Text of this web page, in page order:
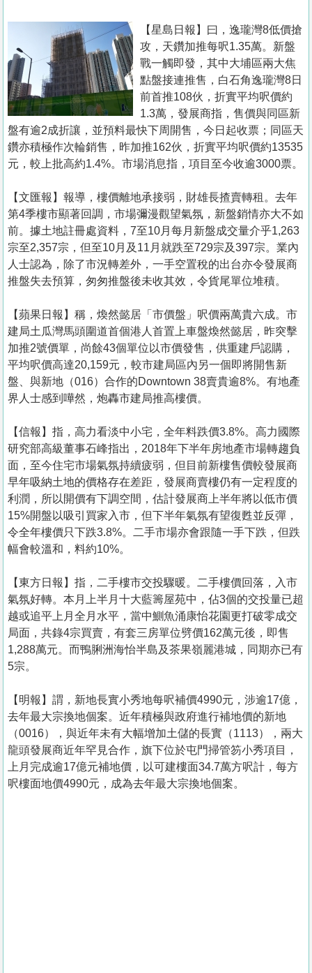
置
業
手
冊
關
於
我
們
【星島日報】曰，逸瓏灣8低價搶
攻，天鑽加推每呎1.35萬。新盤
戰一觸即發，其中大埔區兩大焦
點盤接連推售，白石角逸瓏灣8日
前首推108伙，折實平均呎價約
1.3萬，發展商指，售價與同區新
盤有逾2成折讓，並預料最快下周開售，今日起收票；同區天
鑽亦積極作次輪銷售，昨加推162伙，折實平均呎價約13535
元，較上批高約1.4%。市場消息指，項目至今收逾3000票。
【文匯報】報導，樓價離地承接弱，財雄長揸賣轉租。去年
第4季樓市顯著回調，市場彌漫觀望氣氛，新盤銷情亦大不如
前。據土地註冊處資料，7至10月每月新盤成交量介乎1,263
宗至2,357宗，但至10月及11月就跌至729宗及397宗。業內
人士認為，除了市況轉差外，一手空置稅的出台亦令發展商
推盤失去預算，匆匆推盤後未收其效，令貨尾單位堆積。
【蘋果日報】稱，煥然懿居「市價盤」呎價兩萬貴六成。市
建局土瓜灣馬頭圍道首個港人首置上車盤煥然懿居，昨突擊
加推2號價單，尚餘43個單位以市價發售，供重建戶認購，
平均呎價高達20,159元，較市建局區內另一個即將開售新
盤、與新地（016）合作的Downtown 38賣貴逾8%。有地產
界人士感到嘩然，炮轟市建局推高樓價。
【信報】指，高力看淡中小宅，全年料跌價3.8%。高力國際
研究部高級董事石峰指出，2018年下半年房地產市場轉趨負
面，至今住宅市場氣氛持續疲弱，但目前新樓售價較發展商
早年吸納土地的價格存在差距，發展商賣樓仍有一定程度的
利潤，所以開價有下調空間，估計發展商上半年將以低市價
15%開盤以吸引買家入市，但下半年氣氛有望復甦並反彈，
令全年樓價只下跌3.8%。二手市場亦會跟隨一手下跌，但跌
幅會較溫和，料約10%。
【東方日報】指，二手樓市交投驟暖。二手樓價回落，入市
氣氛好轉。本月上半月十大藍籌屋苑中，佔3個的交投量已超
越或追平上月全月水平，當中鰂魚涌康怡花園更打破零成交
局面，共錄4宗買賣，有套三房單位劈價162萬元後，即售
1,288萬元。而鴨脷洲海怡半島及茶果嶺麗港城，同期亦已有
5宗。
【明報】謂，新地長實小秀地每呎補價4990元，涉逾17億，
去年最大宗換地個案。近年積極與政府進行補地價的新地
（0016），與近年未有大幅增加土儲的長實（1113），兩大
龍頭發展商近年罕見合作，旗下位於屯門掃管笏小秀項目，
上月完成逾17億元補地價，以可建樓面34.7萬方呎計，每方
呎樓面地價4990元，成為去年最大宗換地個案。